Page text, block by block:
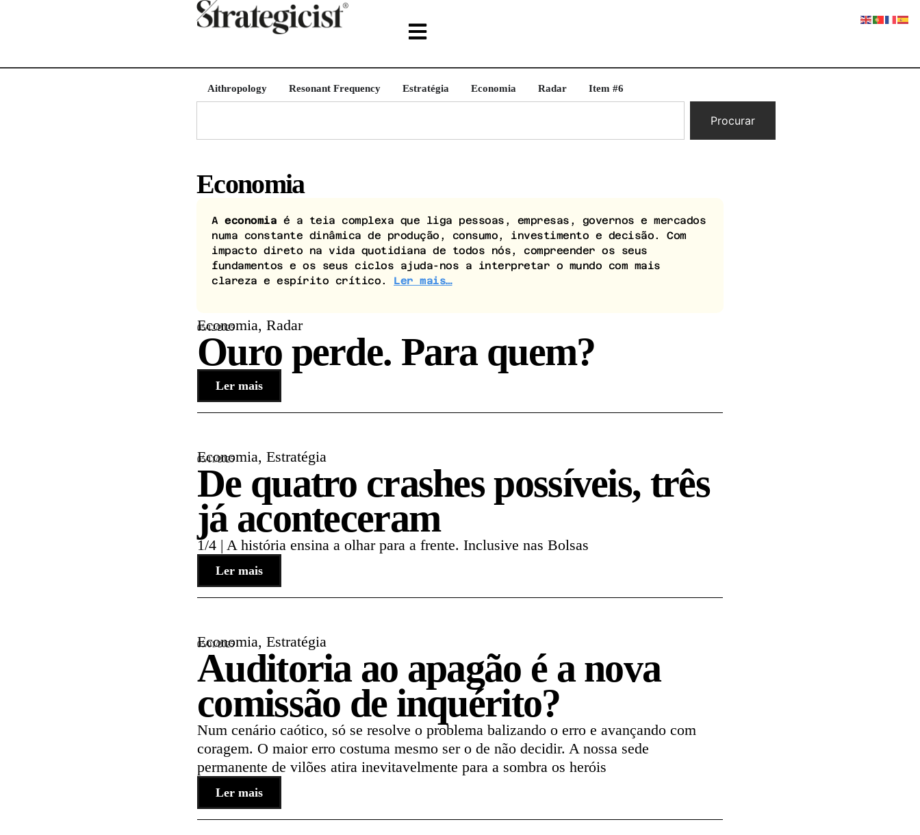
Aithropology Resonant Frequency Estratégia Economia Radar Item #6
Procurar
Economia
A economia é a teia complexa que liga pessoas, empresas, governos e mercados
numa constante dinâmica de produção, consumo, investimento e decisão. Com
impacto direto na vida quotidiana de todos nós, compreender os seus
fundamentos e os seus ciclos ajuda-nos a interpretar o mundo com mais
clareza e espírito crítico. Ler mais…
Economia, Radar
05/12/2025
Ouro perde. Para quem?
Ler mais
Economia, Estratégia
05/11/2025
De quatro crashes possíveis, três
já aconteceram
1/4 | A história ensina a olhar para a frente. Inclusive nas Bolsas
Ler mais
Economia, Estratégia
05/01/2025
Auditoria ao apagão é a nova
comissão de inquérito?
Num cenário caótico, só se resolve o problema balizando o erro e avançando com
coragem. O maior erro costuma mesmo ser o de não decidir. A nossa sede
permanente de vilões atira inevitavelmente para a sombra os heróis
Ler mais